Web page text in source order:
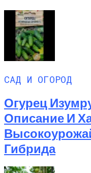
САД И ОГОРОД
Огурец
Описание И
Гибрида